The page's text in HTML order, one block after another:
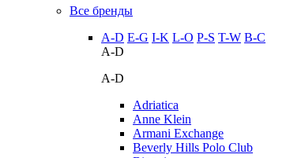
Все бренды
A-D E-G I-K L-O P-S T-W В-С
A-D
A-D
Adriatica
Anne Klein
Armani Exchange
Beverly Hills Polo Club